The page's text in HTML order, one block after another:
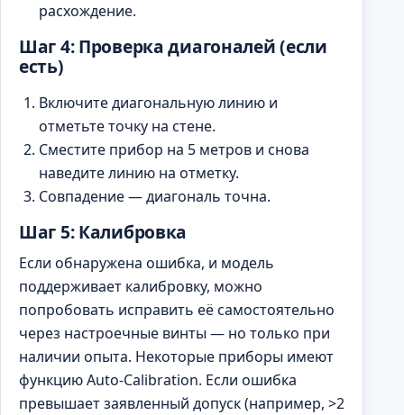
расхождение.
Шаг 4: Проверка диагоналей (если
есть)
Включите диагональную линию и
отметьте точку на стене.
Сместите прибор на 5 метров и снова
наведите линию на отметку.
Совпадение — диагональ точна.
Шаг 5: Калибровка
Если обнаружена ошибка, и модель
поддерживает калибровку, можно
попробовать исправить её самостоятельно
через настроечные винты — но только при
наличии опыта. Некоторые приборы имеют
функцию Auto-Calibration. Если ошибка
превышает заявленный допуск (например, >2